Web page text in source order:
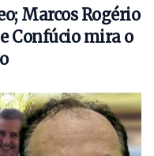
Marcos Rogério
Confúcio mira o